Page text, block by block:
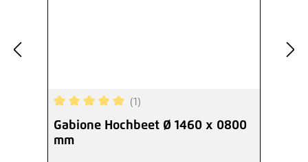
Durchschnittliche Bewertung von 5 von 5
(1)
Gabione Hochbeet Ø 1460 x 0800
mm